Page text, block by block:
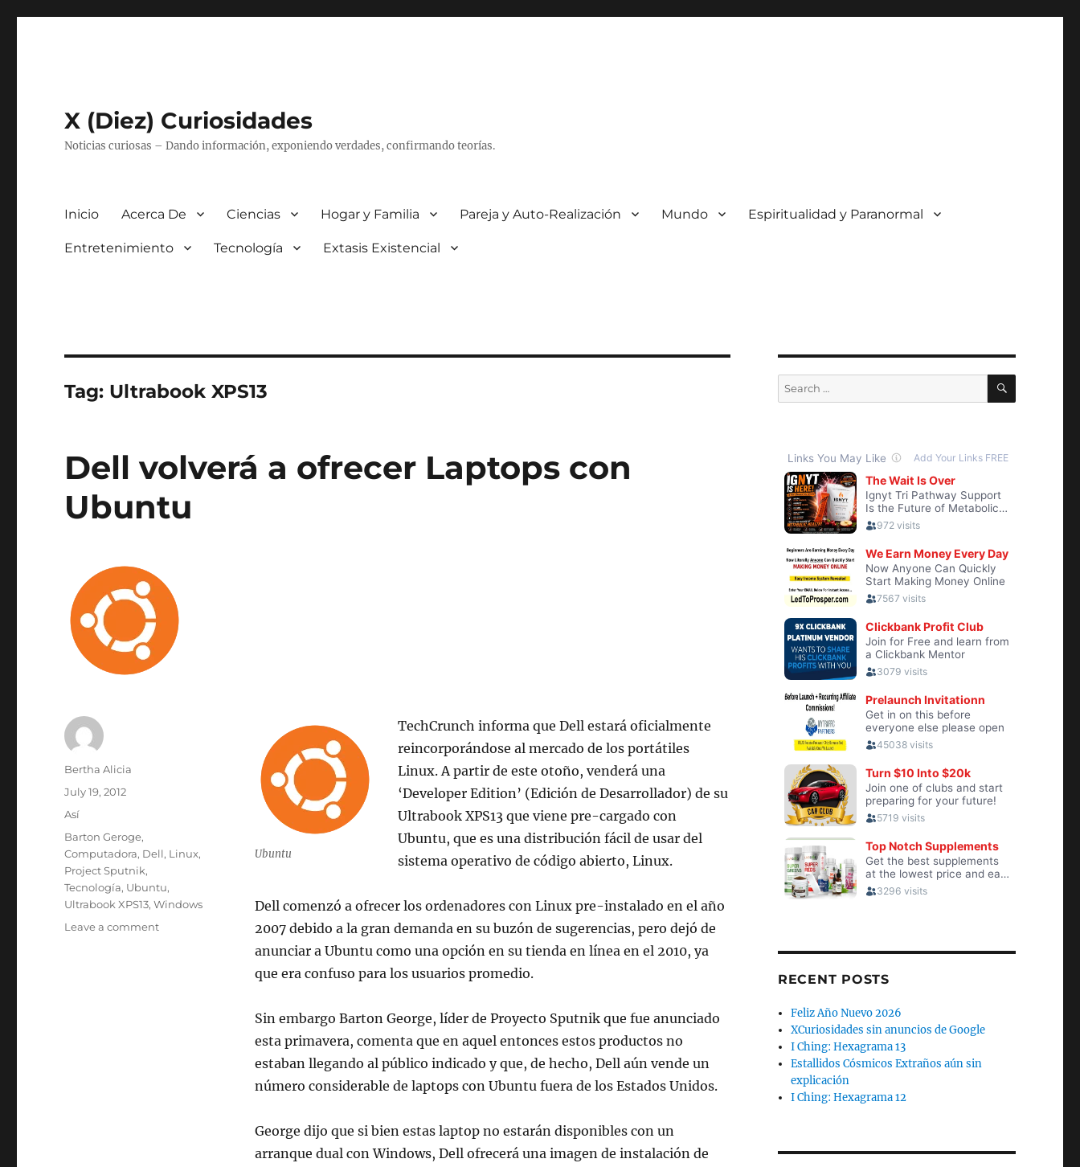
X (Diez) Curiosidades
Noticias curiosas – Dando información, exponiendo verdades, confirmando teorías.
Inicio Acerca De Ciencias Hogar y Familia Pareja y Auto-Realización Mundo Espiritualidad y Paranormal
Entretenimiento Tecnología Extasis Existencial
Tag: Ultrabook XPS13
Dell volverá a ofrecer Laptops con
Ubuntu
Ubuntu
TechCrunch informa que Dell estará oficialmente
reincorporándose al mercado de los portátiles
Linux. A partir de este otoño, venderá una
‘Developer Edition’ (Edición de Desarrollador) de su
Ultrabook XPS13 que viene pre-cargado con
Ubuntu, que es una distribución fácil de usar del
sistema operativo de código abierto, Linux.
Dell comenzó a ofrecer los ordenadores con Linux pre-instalado en el año
2007 debido a la gran demanda en su buzón de sugerencias, pero dejó de
anunciar a Ubuntu como una opción en su tienda en línea en el 2010, ya
que era confuso para los usuarios promedio.
Sin embargo Barton George, líder de Proyecto Sputnik que fue anunciado
esta primavera, comenta que en aquel entonces estos productos no
estaban llegando al público indicado y que, de hecho, Dell aún vende un
número considerable de laptops con Ubuntu fuera de los Estados Unidos.
George dijo que si bien estas laptop no estarán disponibles con un
arranque dual con Windows, Dell ofrecerá una imagen de instalación de
Author
Bertha Alicia
Posted
July 19, 2012
Categories
Así
Tags
Barton Geroge,
Computadora, Dell, Linux,
Project Sputnik,
Tecnología, Ubuntu,
Ultrabook XPS13,Windows
Leave a commenton
Search
for:
SEARCH
RECENT POSTS
Feliz Año Nuevo 2026
XCuriosidades sin anuncios de Google
I Ching: Hexagrama 13
Estallidos Cósmicos Extraños aún sin
explicación
I Ching: Hexagrama 12